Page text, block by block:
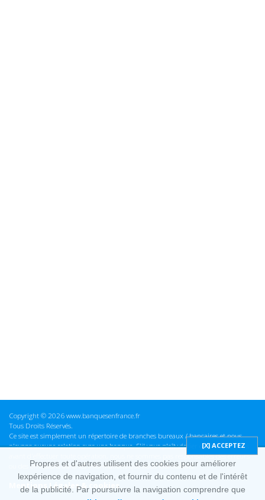
Copyright © 2026 www.banquesenfrance.fr
Tous Droits Réservés.
Ce site est simplement un répertoire de branches bureaux / bancaires et nous
n'avons aucune relation avec une banque. S'il vous plaît vérifier ces informations
avant d'effectuer toute opération, nous ne sommes pas responsables des erreurs
ou des omissions dans les informations que nous fournissons.
Mentions Légales & cookies
Propres et d'autres utilisent des cookies pour améliorer
lexpérience de navigation, et fournir du contenu et de l'intérêt
de la publicité. Par poursuivre la navigation comprendre que